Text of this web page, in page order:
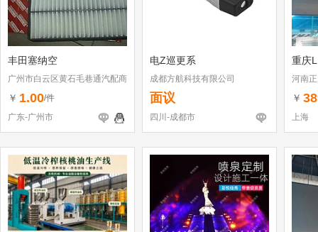
丰田塞纳空
广州市白云区黄石毛巷通汽配商
行
￥ 1.00/件
广东-广州市
电Z巡更系
成都方航科技有限公司
面议
四川-成都市
重庆
河南
￥
上海